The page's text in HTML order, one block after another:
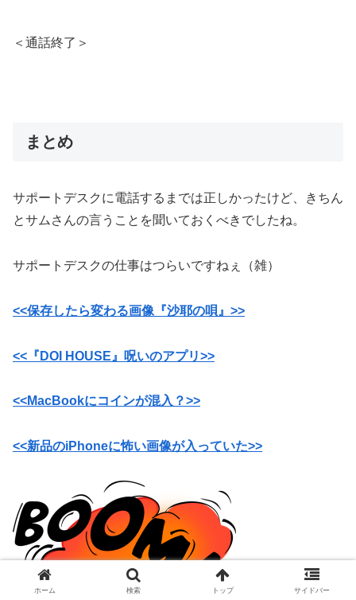
＜通話終了＞
まとめ
サポートデスクに電話するまでは正しかったけど、きちん
とサムさんの言うことを聞いておくべきでしたね。
サポートデスクの仕事はつらいですねぇ（雑）
<<保存したら変わる画像『沙耶の唄』>>
<<『DOI HOUSE』呪いのアプリ>>
<<MacBookにコインが混入？>>
<<新品のiPhoneに怖い画像が入っていた>>
ホーム 検索 トップ サイドバー